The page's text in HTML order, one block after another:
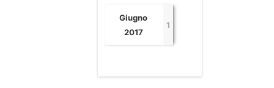
Giugno
2017
1